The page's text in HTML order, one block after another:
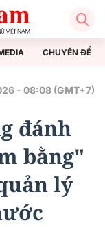
CHUYÊN ĐỀ
- 08:08 (GMT+7)
đánh
bằng"
lý